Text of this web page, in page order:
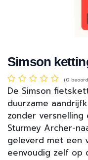
Simson
(0
De Simson
duurzame
zonder versnelling
Sturmey Archer-
geleverd met een
eenvoudig zelf op